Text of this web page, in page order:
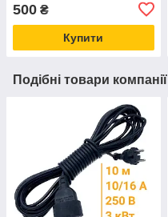
500 ₴
Купити
Подібні товари компанії